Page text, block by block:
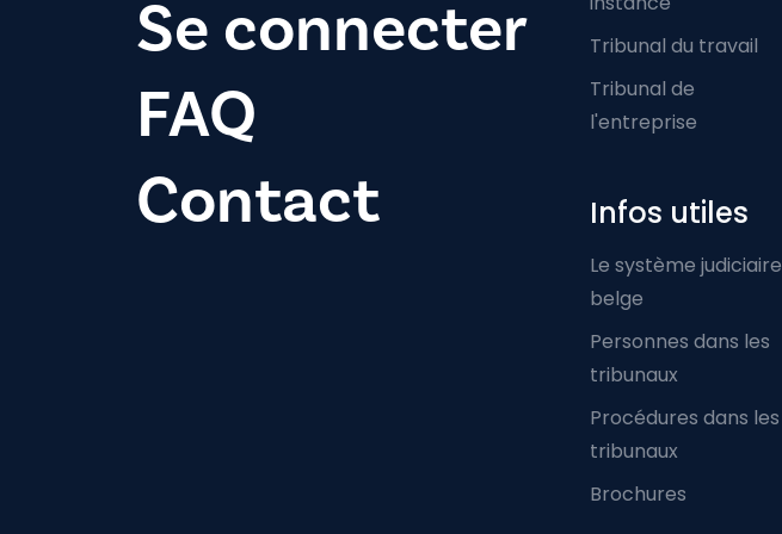
Se connecter
FAQ
Contact
Tribunal du travail
Tribunal de
l'entreprise
Infos utiles
Le système judiciaire
belge
Personnes dans les
tribunaux
Procédures dans les
tribunaux
Brochures